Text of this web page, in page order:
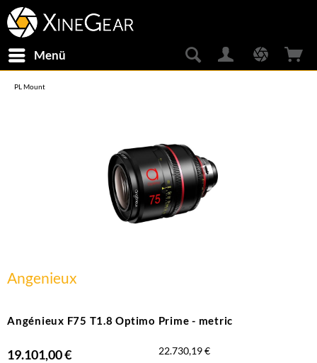
Menü
PL Mount
Angenieux
Angénieux F75 T1.8 Optimo Prime - metric
19.101,00 € 22.730,19 €